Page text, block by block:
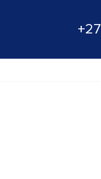
+27